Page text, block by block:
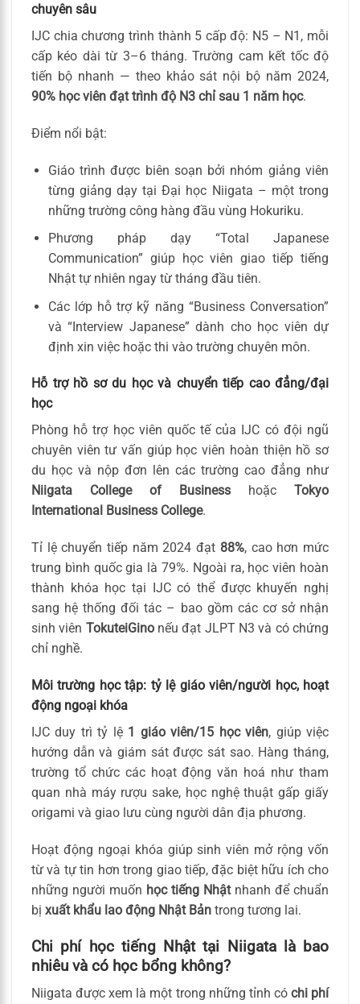
chuyên sâu
IJC chia chương trình thành 5 cấp độ: N5 – N1, mỗi
cấp kéo dài từ 3–6 tháng. Trường cam kết tốc độ
tiến bộ nhanh — theo khảo sát nội bộ năm 2024,
90% học viên đạt trình độ N3 chỉ sau 1 năm học.
Điểm nổi bật:
Giáo trình được biên soạn bởi nhóm giảng viên
từng giảng dạy tại Đại học Niigata – một trong
những trường công hàng đầu vùng Hokuriku.
Phương pháp dạy “Total Japanese
Communication” giúp học viên giao tiếp tiếng
Nhật tự nhiên ngay từ tháng đầu tiên.
Các lớp hỗ trợ kỹ năng “Business Conversation”
và “Interview Japanese” dành cho học viên dự
định xin việc hoặc thi vào trường chuyên môn.
Hỗ trợ hồ sơ du học và chuyển tiếp cao đẳng/đại
học
Phòng hỗ trợ học viên quốc tế của IJC có đội ngũ
chuyên viên tư vấn giúp học viên hoàn thiện hồ sơ
du học và nộp đơn lên các trường cao đẳng như
Niigata College of Business hoặc Tokyo
International Business College.
Tỉ lệ chuyển tiếp năm 2024 đạt 88%, cao hơn mức
trung bình quốc gia là 79%. Ngoài ra, học viên hoàn
thành khóa học tại IJC có thể được khuyến nghị
sang hệ thống đối tác – bao gồm các cơ sở nhận
sinh viên TokuteiGinonếu đạt JLPT N3 và có chứng
chỉ nghề.
Môi trường học tập: tỷ lệ giáo viên/người học, hoạt
động ngoại khóa
IJC duy trì tỷ lệ 1 giáo viên/15 học viên, giúp việc
hướng dẫn và giám sát được sát sao. Hàng tháng,
trường tổ chức các hoạt động văn hoá như tham
quan nhà máy rượu sake, học nghệ thuật gấp giấy
origami và giao lưu cùng người dân địa phương.
Hoạt động ngoại khóa giúp sinh viên mở rộng vốn
từ và tự tin hơn trong giao tiếp, đặc biệt hữu ích cho
những người muốn học tiếng Nhậtnhanh để chuẩn
bị xuất khẩu lao động Nhật Bản trong tương lai.
Chi phí học tiếng Nhật tại Niigata là bao
nhiêu và có học bổng không?
Niigata được xem là một trong những tỉnh có chi phí